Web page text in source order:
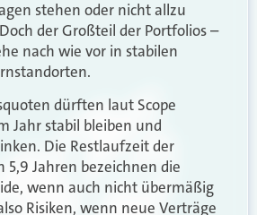
stehen oder nicht allzu
der Großteil der Portfolios –
nach wie vor in stabilen
dürften laut Scope
Jahr stabil bleiben und
Die Restlaufzeit der
Jahren bezeichnen die
wenn auch nicht übermäßig
Risiken, wenn neue Verträge